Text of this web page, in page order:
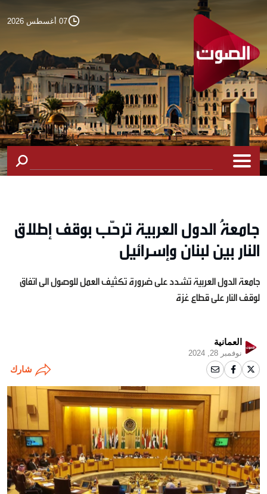
07 أغسطس 2026
جامعةُ الدول العربية ترحّب بوقف إطلاق
النار بين لبنان وإسرائيل
جامعة الدول العربية تشدد على ضرورة تكثيف العمل للوصول الى اتفاق
لوقف النار على قطاع غزة
العمانية
نوفمبر 28, 2024
شارك